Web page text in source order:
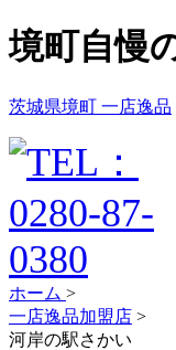
境町自慢
茨城県境町 一店逸品
ホーム >
一店逸品加盟店 >
河岸の駅さかい